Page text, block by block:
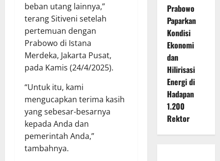
beban utang lainnya,”
terang Sitiveni setelah
pertemuan dengan
Prabowo di Istana
Merdeka, Jakarta Pusat,
pada Kamis (24/4/2025).
“Untuk itu, kami
mengucapkan terima kasih
yang sebesar-besarnya
kepada Anda dan
pemerintah Anda,”
tambahnya.
Prabowo
Paparkan
Kondisi
Ekonomi
dan
Hilirisasi
Energi di
Hadapan
1.200
Rektor